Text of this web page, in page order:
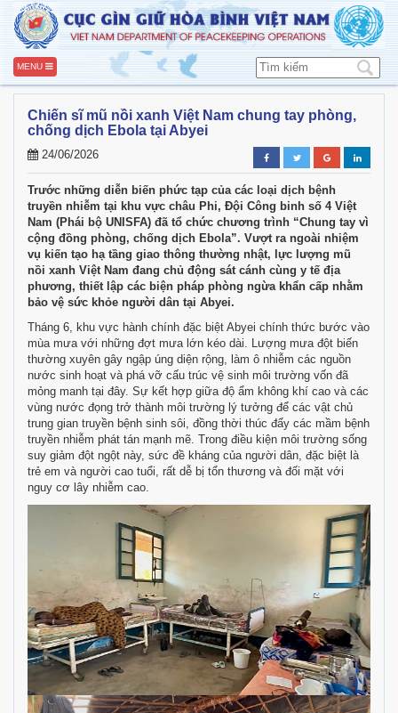
MENU
Chiến sĩ mũ nồi xanh Việt Nam chung tay phòng,
chống dịch Ebola tại Abyei
24/06/2026
Trước những diễn biến phức tạp của các loại dịch bệnh
truyền nhiễm tại khu vực châu Phi, Đội Công binh số 4 Việt
Nam (Phái bộ UNISFA) đã tổ chức chương trình “Chung tay vì
cộng đồng phòng, chống dịch Ebola”. Vượt ra ngoài nhiệm
vụ kiến tạo hạ tầng giao thông thường nhật, lực lượng mũ
nồi xanh Việt Nam đang chủ động sát cánh cùng y tế địa
phương, thiết lập các biện pháp phòng ngừa khẩn cấp nhằm
bảo vệ sức khỏe người dân tại Abyei.
Tháng 6, khu vực hành chính đặc biệt Abyei chính thức bước vào
mùa mưa với những đợt mưa lớn kéo dài. Lượng mưa đột biến
thường xuyên gây ngập úng diện rộng, làm ô nhiễm các nguồn
nước sinh hoạt và phá vỡ cấu trúc vệ sinh môi trường vốn đã
mỏng manh tại đây. Sự kết hợp giữa độ ẩm không khí cao và các
vùng nước đọng trở thành môi trường lý tưởng để các vật chủ
trung gian truyền bệnh sinh sôi, đồng thời thúc đẩy các mầm bệnh
truyền nhiễm phát tán mạnh mẽ. Trong điều kiện môi trường sống
suy giảm đột ngột này, sức đề kháng của người dân, đặc biệt là
trẻ em và người cao tuổi, rất dễ bị tổn thương và đối mặt với
nguy cơ lây nhiễm cao.